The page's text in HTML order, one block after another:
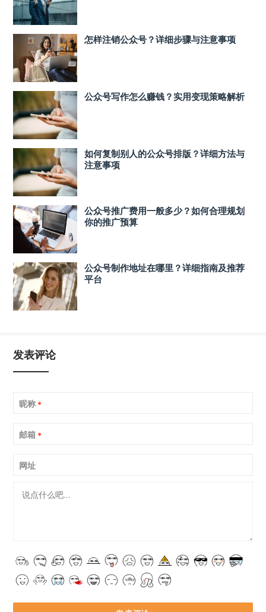
怎样注销公众号？详细步骤与注意事项
公众号写作怎么赚钱？实用变现策略解析
如何复制别人的公众号排版？详细方法与
注意事项
公众号推广费用一般多少？如何合理规划
你的推广预算
公众号制作地址在哪里？详细指南及推荐
平台
发表评论
昵称 *
邮箱 *
网址